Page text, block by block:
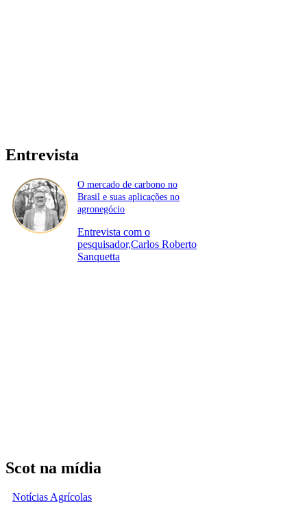
Entrevista
O mercado de carbono no
Brasil e suas aplicações no
agronegócio
Entrevista com o
pesquisador,Carlos Roberto
Sanquetta
Scot na mídia
Notícias Agrícolas